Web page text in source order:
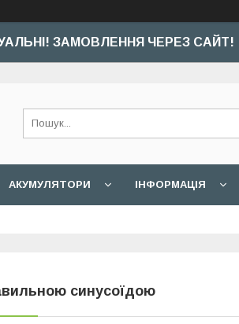
ЗАМОВЛЕННЯ ЧЕРЕЗ САЙТ!
АКУМУЛЯТОРИ ІНФОРМАЦІЯ
синусоїдою